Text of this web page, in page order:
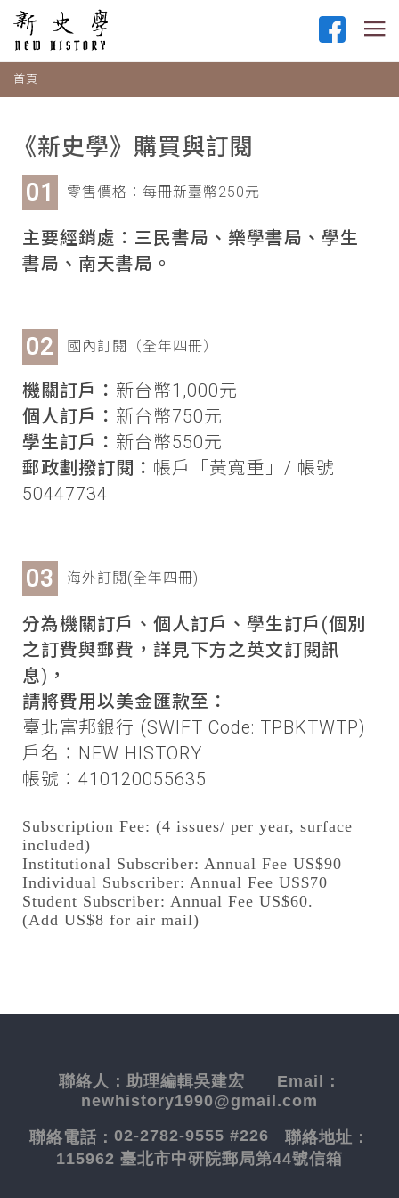
首頁
《新史學》購買與訂閱
零售價格：每冊新臺幣250元
主要經銷處：三民書局、樂學書局、學生
書局、南天書局。
國內訂閱（全年四冊）
機關訂戶： 新台幣1,000元
個人訂戶： 新台幣750元
學生訂戶： 新台幣550元
郵政劃撥訂閱： 帳戶「黃寬重」/ 帳號
50447734
海外訂閱(全年四冊)
分為機關訂戶、個人訂戶、學生訂戶(個別
之訂費與郵費，詳見下方之英文訂閱訊
息)，
請將費用以美金匯款至：
臺北富邦銀行 (SWIFT Code: TPBKTWTP)
戶名：NEW HISTORY
帳號：410120055635
Subscription Fee: (4 issues/ per year, surface
included)
Institutional Subscriber: Annual Fee US$90
Individual Subscriber: Annual Fee US$70
Student Subscriber: Annual Fee US$60.
(Add US$8 for air mail)
聯絡人： 助理編輯吳建宏 Email：
newhistory1990@gmail.com
聯絡電話： 02-2782-9555 #226 聯絡地址：
115962 臺北市中研院郵局第44號信箱